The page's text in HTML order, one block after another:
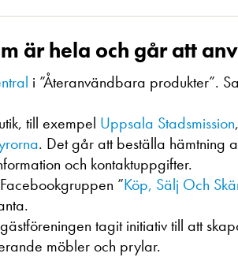
är hela och går att
i ”Återanvändbara produkter”.
till exempel Uppsala Stadsmission,
. Det går att beställa hämtning
och kontaktuppgifter.
”Köp, Sälj Och
tagit initiativ till att
möbler och prylar.